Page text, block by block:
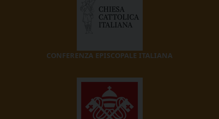
CONFERENZA EPISCOPALE ITALIANA